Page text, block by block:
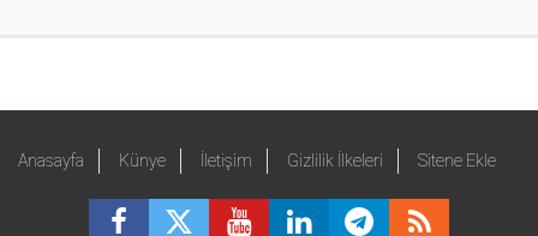
Anasayfa Künye İletişim Gizlilik İlkeleri Sitene Ekle